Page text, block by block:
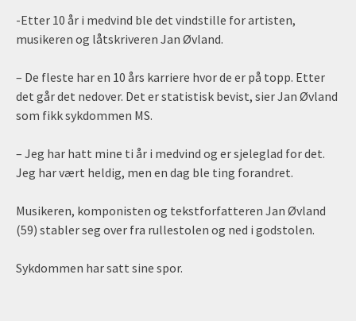
-Etter 10 år i medvind ble det vindstille for artisten,
musikeren og låtskriveren Jan Øvland.
– De fleste har en 10 års karriere hvor de er på topp. Etter
det går det nedover. Det er statistisk bevist, sier Jan Øvland
som fikk sykdommen MS.
– Jeg har hatt mine ti år i medvind og er sjeleglad for det.
Jeg har vært heldig, men en dag ble ting forandret.
Musikeren, komponisten og tekstforfatteren Jan Øvland
(59) stabler seg over fra rullestolen og ned i godstolen.
Sykdommen har satt sine spor.